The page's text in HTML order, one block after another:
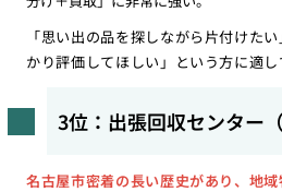
「思い出の品を探しながら片付けた
かり評価してほしい」という方に適し
3位：出張回収センター
名古屋市密着の長い歴史があり、地